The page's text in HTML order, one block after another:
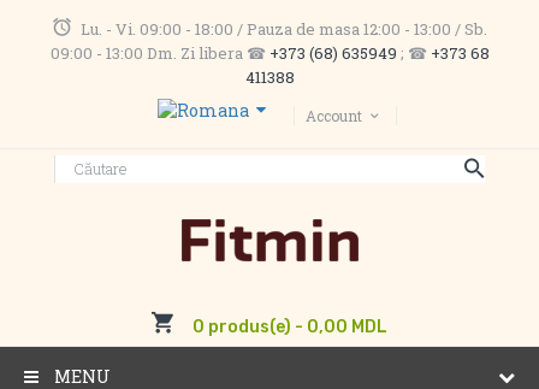
Lu. - Vi. 09:00 - 18:00 / Pauza de masa 12:00 - 13:00 / Sb.
09:00 - 13:00 Dm. Zi libera ☎ +373 (68) 635949 ; ☎ +373 68
411388
Account
0 produs(e) - 0,00 MDL
MENU